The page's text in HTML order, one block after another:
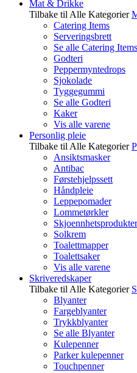
Mat & Drikke
Tilbake til Alle Kategorier
Catering Items
Serveringsbrett
Se alle Catering Items
Godteri
Peppermyntedrops
Sjokolade
Tyggegummi
Se alle Godteri
Kaker
Vis alle varene
Personlig pleie
Tilbake til Alle Kategorier
Ansiktsmasker
Antibac
Førstehjelpssett
Håndpleie
Leppepomader
Lommetørkler
Skjoennhetsprodukter
Solkrem
Toalettmapper
Toalettsaker
Vis alle varene
Skriveredskaper
Tilbake til Alle Kategorier
Blyanter
Fargeblyanter
Trykkblyanter
Se alle Blyanter
Kulepenner
Parker kulepenner
Touchpenner